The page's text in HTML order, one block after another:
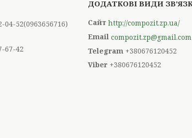
04-52 0963656716
67-42
http://compozit.zp.ua/
compozit.zp@gmail.com
+380676120452
+380676120452